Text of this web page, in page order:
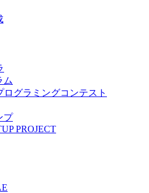
ム
ログラミングコンテスト
プ
PROJECT